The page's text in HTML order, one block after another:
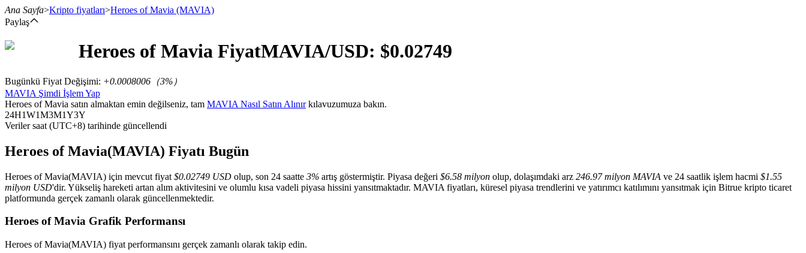
USDT Vadeli İşlemleri
Teminat olarak USDT kullanan vadeli işlemler
Ana Sayfa>Kripto fiyatları>Heroes of Mavia (MAVIA)
Paylaş
Heroes of Mavia FiyatMAVIA/USD: $0.02749
Bugünkü Fiyat Değişimi: +0.0008006 （3%）
MAVIA Şimdi İşlem Yap
Heroes of Mavia satın almaktan emin değilseniz, tam MAVIA Nasıl Satın Alınırkılavuzumuza bakın.
24H1W1M3M1Y3Y
Veriler saat (UTC+8) tarihinde güncellendi
Heroes of Mavia(MAVIA) Fiyatı Bugün
Heroes of Mavia(MAVIA) için mevcut fiyat $0.02749 USD olup, son 24 saatte 3% artış göstermiştir. Piyasa değeri $6.58 milyon olup, dolaşımdaki arz 246.97 milyon MAVIA ve 24 saatlik işlem hacmi $1.55
milyon USD'dir. Yükseliş hareketi artan alım aktivitesini ve olumlu kısa vadeli piyasa hissini yansıtmaktadır. MAVIA fiyatları, küresel piyasa trendlerini ve yatırımcı katılımını yansıtmak için Bitrue kripto ticaret
platformunda gerçek zamanlı olarak güncellenmektedir.
Heroes of Mavia Grafik Performansı
Heroes of Mavia(MAVIA) fiyat performansını gerçek zamanlı olarak takip edin.